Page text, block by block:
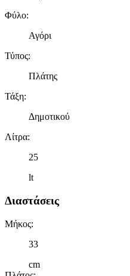
Φύλο:
Αγόρι
Τύπος:
Πλάτης
Τάξη:
Δημοτικού
Λίτρα:
25
lt
Διαστάσεις
Μήκος:
33
cm